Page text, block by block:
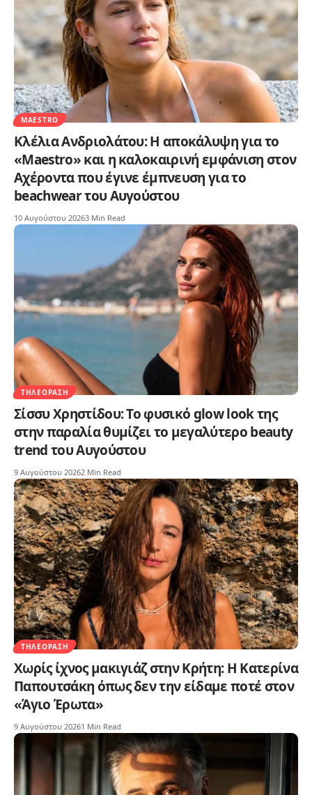
MAESTRO
Κλέλια Ανδριολάτου: Η αποκάλυψη για το
«Maestro» και η καλοκαιρινή εμφάνιση στον
Αχέροντα που έγινε έμπνευση για το
beachwear του Αυγούστου
10 Αυγούστου 20263 Min Read
ΤΗΛΕΌΡΑΣΗ
Σίσσυ Χρηστίδου: Το φυσικό glow look της
στην παραλία θυμίζει το μεγαλύτερο beauty
trend του Αυγούστου
9 Αυγούστου 20262 Min Read
ΤΗΛΕΌΡΑΣΗ
Χωρίς ίχνος μακιγιάζ στην Κρήτη: Η Κατερίνα
Παπουτσάκη όπως δεν την είδαμε ποτέ στον
«Άγιο Έρωτα»
9 Αυγούστου 20261 Min Read